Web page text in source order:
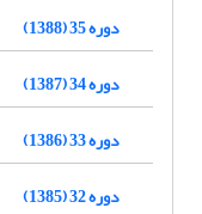
دوره 35 (1388)
دوره 34 (1387)
دوره 33 (1386)
دوره 32 (1385)